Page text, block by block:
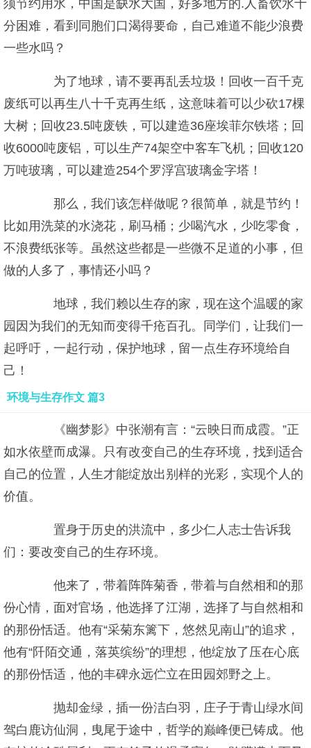
须节约用水，中国是缺水大国，好多地方的.人畜饮水十
分困难，看到同胞们口渴得要命，自己难道不能少浪费
一些水吗？
为了地球，请不要再乱丢垃圾！回收一百千克
废纸可以再生八十千克再生纸，这意味着可以少砍17棵
大树；回收23.5吨废铁，可以建造36座埃菲尔铁塔；回
收6000吨废铝，可以生产74架空中客车飞机；回收120
万吨玻璃，可以建造254个罗浮宫玻璃金字塔！
那么，我们该怎样做呢？很简单，就是节约！
比如用洗菜的水浇花，刷马桶；少喝汽水，少吃零食，
不浪费纸张等。虽然这些都是一些微不足道的小事，但
做的人多了，事情还小吗？
地球，我们赖以生存的家，现在这个温暖的家
园因为我们的无知而变得千疮百孔。同学们，让我们一
起呼吁，一起行动，保护地球，留一点生存环境给自
己！
环境与生存作文 篇3
《幽梦影》中张潮有言：“云映日而成霞。”正
如水依壁而成瀑。只有改变自己的生存环境，找到适合
自己的位置，人生才能绽放出别样的光彩，实现个人的
价值。
置身于历史的洪流中，多少仁人志士告诉我
们：要改变自己的生存环境。
他来了，带着阵阵菊香，带着与自然相和的那
份心情，面对官场，他选择了江湖，选择了与自然相和
的那份恬适。他有“采菊东篱下，悠然见南山”的追求，
他有“阡陌交通，落英缤纷”的理想，他绽放了压在心底
的那份恬适，他的丰碑永远伫立在田园郊野之上。
抛却金绿，插一份洁白羽，庄子于青山绿水间
驾白鹿访仙洞，曳尾于途中，哲学的巅峰便已铸成。他